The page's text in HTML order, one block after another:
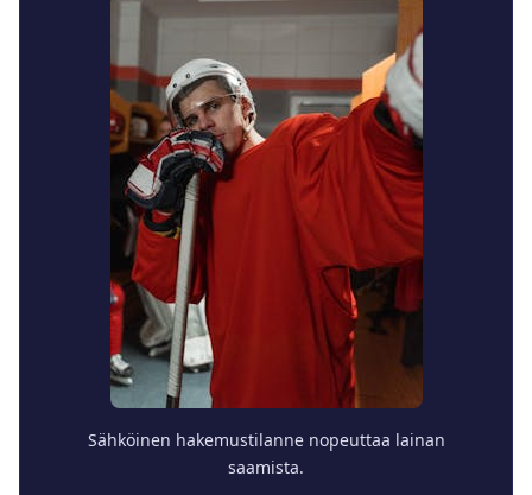
Sähköinen hakemustilanne nopeuttaa lainan
saamista.